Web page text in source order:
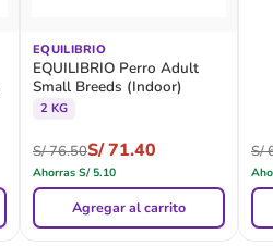
EQUILIBRIO
EQUILIBRIO Perro Adult
Small Breeds (Indoor)
2 KG
S/76.50S/71.40
Ahorras S/5.10
Agregar al carrito
S/